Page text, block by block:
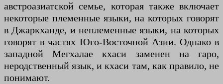
австроазиатской семье, которая также включает
некоторые племенные языки, на которых говорят
в Джаркханде, и неплеменные языки, на которых
говорят в частях Юго-Восточной Азии. Однако в
западной Мегхалае кхаси заменен на гаро,
неродственный язык, и кхаси там, как правило, не
понимают.